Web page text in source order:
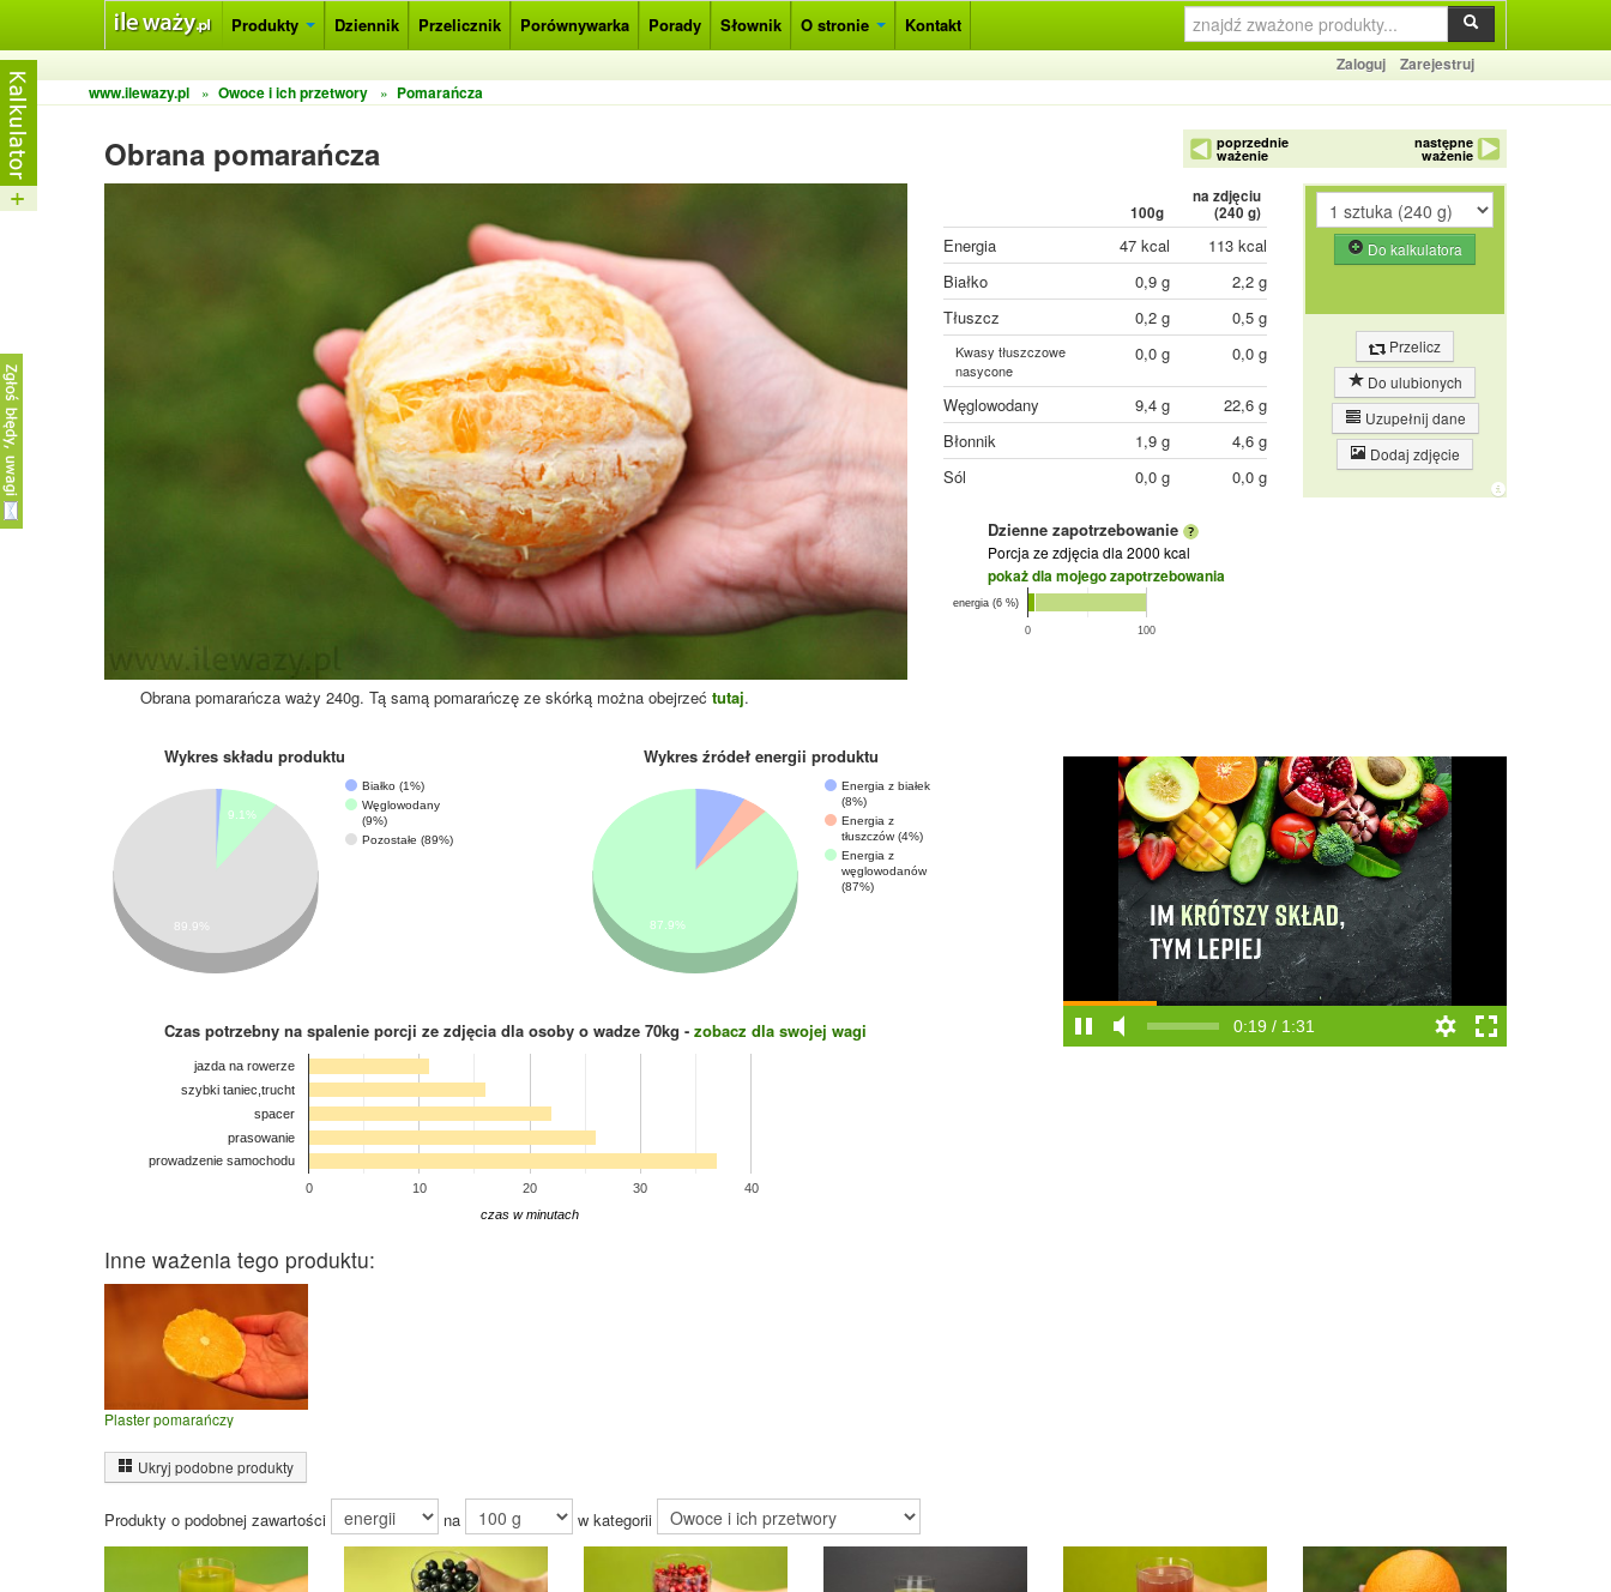
Produkty Dziennik Przelicznik Porównywarka Porady Słownik O stronie Kontakt
Zaloguj
Zarejestruj
www.ilewazy.pl
» Owoce i ich przetwory » Pomarańcza
Obrana pomarańcza poprzednie
ważenie
następne
ważenie
Obrana pomarańcza waży 240g. Tą samą pomarańczę ze skórką można obejrzeć tutaj.
100g
na zdjęciu
(240 g)
Energia 47 kcal
113 kcal
Białko
0,9 g
2,2 g
Tłuszcz
0,2 g 0,5 g
Kwasy tłuszczowe
nasycone
0,0 g 0,0 g
Węglowodany 9,4 g
22,6 g
Błonnik
1,9 g
4,6 g
Sól
0,0 g 0,0 g
Dzienne zapotrzebowanie
Porcja ze zdjęcia dla 2000 kcal
pokaż dla mojego zapotrzebowania
0 100
energia (6 %)
Do kalkulatora
Przelicz
Do ulubionych
Uzupełnij dane
Dodaj zdjęcie
Wykres składu produktu
Białko (1%)
Węglowodany
(9%)
Pozostałe (89%)
9.1%
89.9%
Wykres źródeł energii produktu
Energia z białek
(8%)
Energia z
tłuszczów (4%)
Energia z
węglowodanów
(87%)
87.9%
Czas potrzebny na spalenie porcji ze zdjęcia dla osoby o wadze 70kg - zobacz dla swojej wagi
0 10 20 30 40
jazda na rowerze
szybki taniec,trucht
spacer
prasowanie
prowadzenie samochodu
czas w minutach
0:20 / 1:31
Inne ważenia tego produktu:
Plaster pomarańczy
Ukryj podobne produkty
Produkty o podobnej zawartości na w kategorii